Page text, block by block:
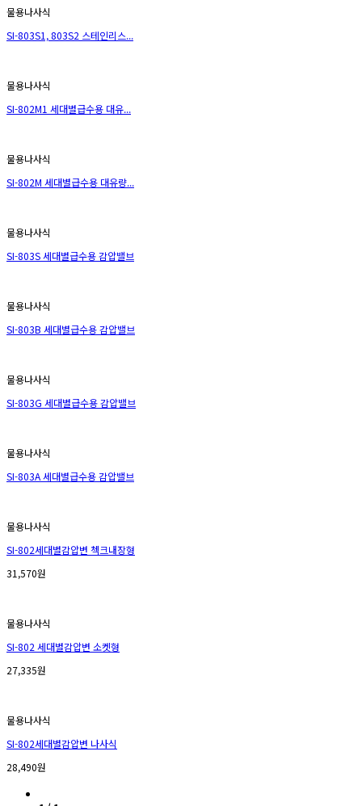
물용나사식
SI-803S1, 803S2 스테인리스...
물용나사식
SI-802M1 세대별급수용 대유...
물용나사식
SI-802M 세대별급수용 대유량...
물용나사식
SI-803S 세대별급수용 감압밸브
물용나사식
SI-803B 세대별급수용 감압밸브
물용나사식
SI-803G 세대별급수용 감압밸브
물용나사식
SI-803A 세대별급수용 감압밸브
물용나사식
SI-802세대별감압변 첵크내장형
31,570원
물용나사식
SI-802 세대별감압변 소켓형
27,335원
물용나사식
SI-802세대별감압변 나사식
28,490원